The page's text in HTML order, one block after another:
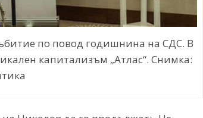
по повод годишнина на СДС. В
капитализъм „Атлас“. Снимка: